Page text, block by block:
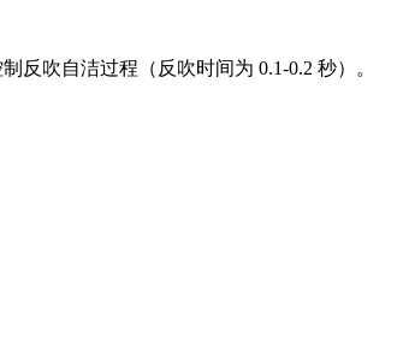
吹自洁过程（反吹时间为 0.1-0.2 秒）。